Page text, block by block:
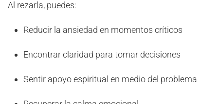
Al rezarla, puedes:
Reducir la ansiedad en momentos críticos
Encontrar claridad para tomar decisiones
Sentir apoyo espiritual en medio del problema